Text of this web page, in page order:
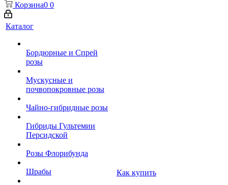
Корзина0 0
Каталог
Бордюрные и Спрей
розы
Мускусные и
почвопокровные розы
Чайно-гибридные розы
Гибриды Гультемии
Персидской
Розы Флорибунда
Шрабы
Как купить